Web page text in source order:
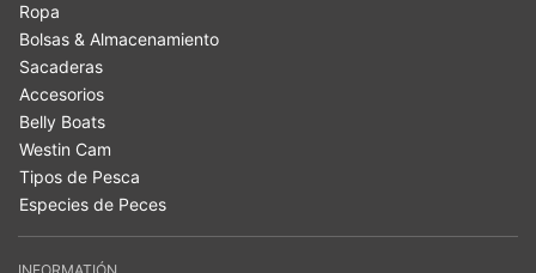
Ropa
Bolsas & Almacenamiento
Sacaderas
Accesorios
Belly Boats
Westin Cam
Tipos de Pesca
Especies de Peces